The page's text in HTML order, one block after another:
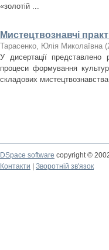
«золотій ...
Мистецтвознавчі
Тарасенко, Юлія Миколаївна (
У дисертації представлено
процеси формування
складових
DSpace software copyright ©
Контакти
Зворотній зв'язок